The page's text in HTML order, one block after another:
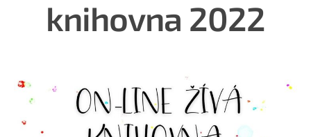
knihovna 2022